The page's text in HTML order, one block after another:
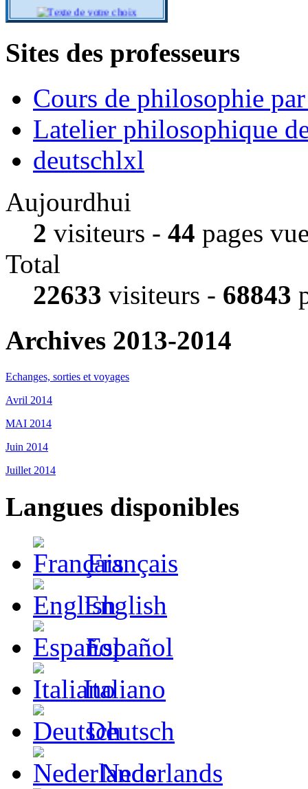
Sites des professeurs
Cours de philosophie
Latelier philosophique
deutschlxl
Aujourdhui
2 visiteurs - 44 pages
Total
22633 visiteurs - 68843
Archives 2013-2014
Echanges, sorties et voyages
Avril 2014
MAI 2014
Juin 2014
Juillet 2014
Langues disponibles
Français
English
Español
Italiano
Deutsch
Nederlands